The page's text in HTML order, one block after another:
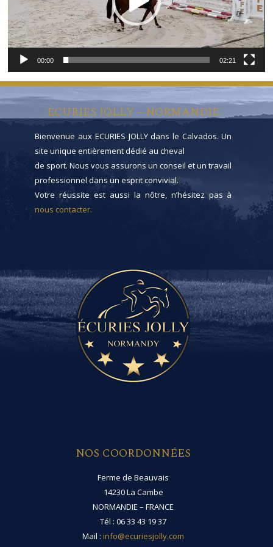
00:00 02:21
ÉCURIES JOLLY – NORMANDIE
Bienvenue aux ECURIES JOLLY dans le Calvados. Un
site unique entièrement dédié au cheval
de sport. Nous vous assurons un conseil et un travail
professionnel dans un esprit convivial.
Votre réussite est aussi la nôtre, n’hésitez pas à
nous contacter.
NOS COORDONNÉES
Ferme de Beauvais
14230 La Cambe
NORMANDIE – FRANCE
Tél : 06 33 43 19 37
Mail :info@ecuriesjolly.com